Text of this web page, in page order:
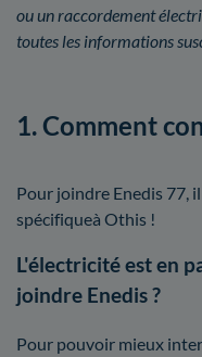
ou un raccordement
toutes les informations
1. Comment
Pour joindre Enedis 77,
spécifiqueà Othis !
L'électricité est en
joindre Enedis ?
Pour pouvoir mieux